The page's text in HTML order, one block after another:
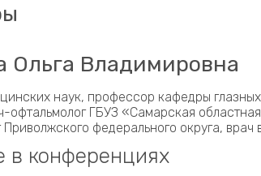
Ольга Владимировна
наук, профессор кафедры
офтальмолог ГБУЗ «Самарская
Приволжского федерального округа,
в конференциях